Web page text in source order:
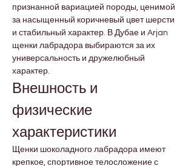
признанной вариацией породы, ценимой
за насыщенный коричневый цвет шерсти
и стабильный характер. В Дубае и Arjan
щенки лабрадора выбираются за их
универсальность и дружелюбный
характер.
Внешность и
физические
характеристики
Щенки шоколадного лабрадора имеют
крепкое, спортивное телосложение с